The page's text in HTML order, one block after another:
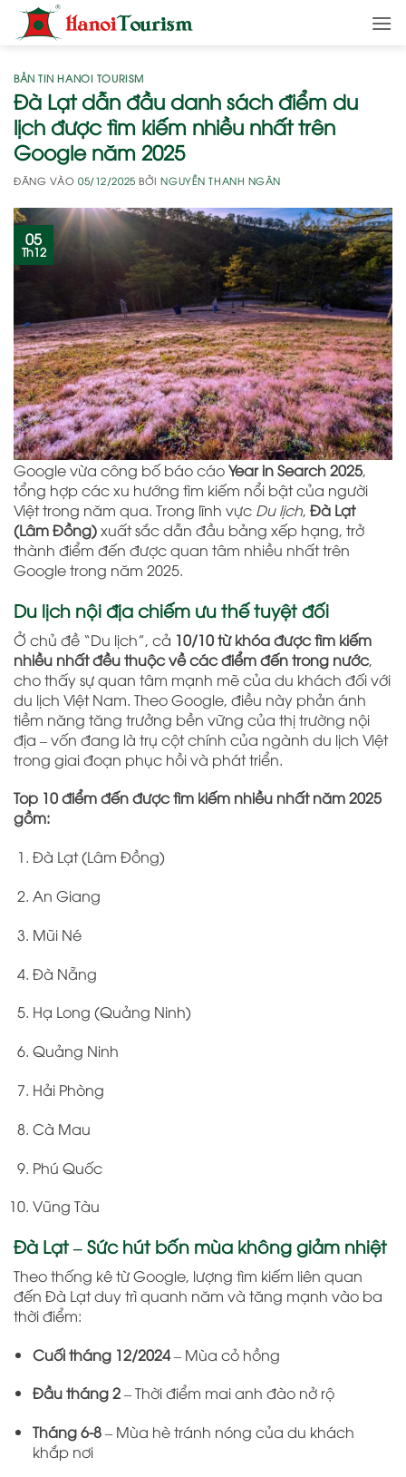
qua
dungBẢN TIN HANOI TOURISM
Đà Lạt dẫn đầu danh sách điểm du
lịch được tìm kiếm nhiều nhất trên
Google năm 2025
ĐĂNG VÀO05/12/2025 BỞINGUYỄN THANH NGÂN
05
Th12
Google vừa công bố báo cáoYear in Search 2025,
tổng hợp các xu hướng tìm kiếm nổi bật của người
Việt trong năm qua. Trong lĩnh vực Du lịch, Đà Lạt
(Lâm Đồng)xuất sắc dẫn đầu bảng xếp hạng, trở
thành điểm đến được quan tâm nhiều nhất trên
Google trong năm 2025.
Du lịch nội địa chiếm ưu thế tuyệt đối
Ở chủ đề “Du lịch”, cả 10/10 từ khóa được tìm kiếm
nhiều nhất đều thuộc về các điểm đến trong nước,
cho thấy sự quan tâm mạnh mẽ của du khách đối với
du lịch Việt Nam. Theo Google, điều này phản ánh
tiềm năng tăng trưởng bền vững của thị trường nội
địa – vốn đang là trụ cột chính của ngành du lịch Việt
trong giai đoạn phục hồi và phát triển.
Top 10 điểm đến được tìm kiếm nhiều nhất năm 2025
gồm:
Đà Lạt (Lâm Đồng)
An Giang
Mũi Né
Đà Nẵng
Hạ Long (Quảng Ninh)
Quảng Ninh
Hải Phòng
Cà Mau
Phú Quốc
Vũng Tàu
Đà Lạt – Sức hút bốn mùa không giảm nhiệt
Theo thống kê từ Google, lượng tìm kiếm liên quan
đến Đà Lạt duy trì quanh năm và tăng mạnh vào ba
thời điểm:
Cuối tháng 12/2024– Mùa cỏ hồng
Đầu tháng 2– Thời điểm mai anh đào nở rộ
Tháng 6-8– Mùa hè tránh nóng của du khách
khắp nơi